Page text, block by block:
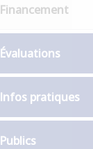
Financement
Évaluations
Infos pratiques
Publics